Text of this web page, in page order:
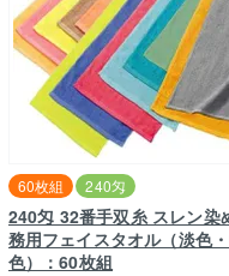
240匁 32番手双糸 スレン染
務用フェイスタオル（淡色
色）：60枚組
60枚組 240匁